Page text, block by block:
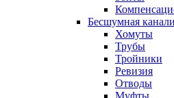
Бесшумная
Хомуты
Трубы
Тройники
Ревизия
Отводы